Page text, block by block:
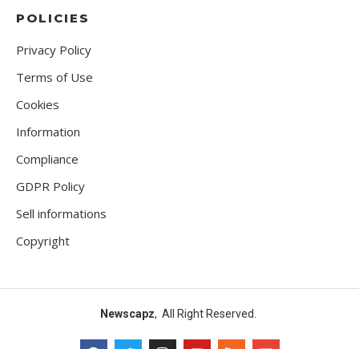
POLICIES
Privacy Policy
Terms of Use
Cookies
Information
Compliance
GDPR Policy
Sell informations
Copyright
Newscapz, All Right Reserved.